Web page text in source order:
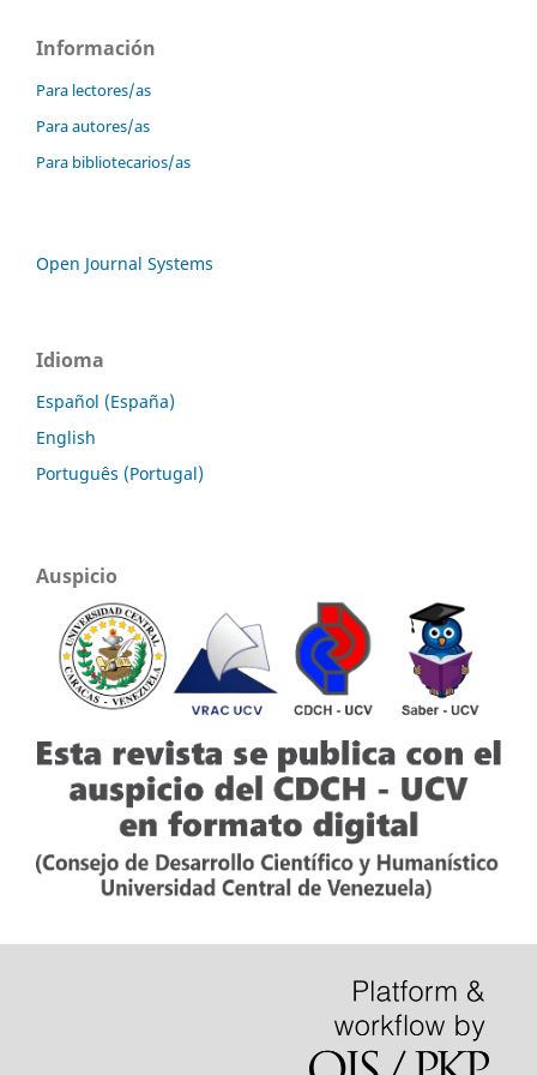
Información
Para lectores/as
Para autores/as
Para bibliotecarios/as
Open Journal Systems
Idioma
Español (España)
English
Português (Portugal)
Auspicio